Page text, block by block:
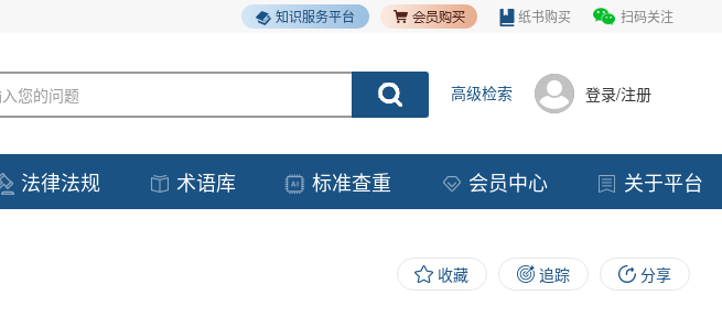
知识服务平台 纸书购买 扫码关注
您的问题 高级检索 登录/注册
法律法规 术语库 标准查重 会员中心 关于平台
收藏 追踪 分享